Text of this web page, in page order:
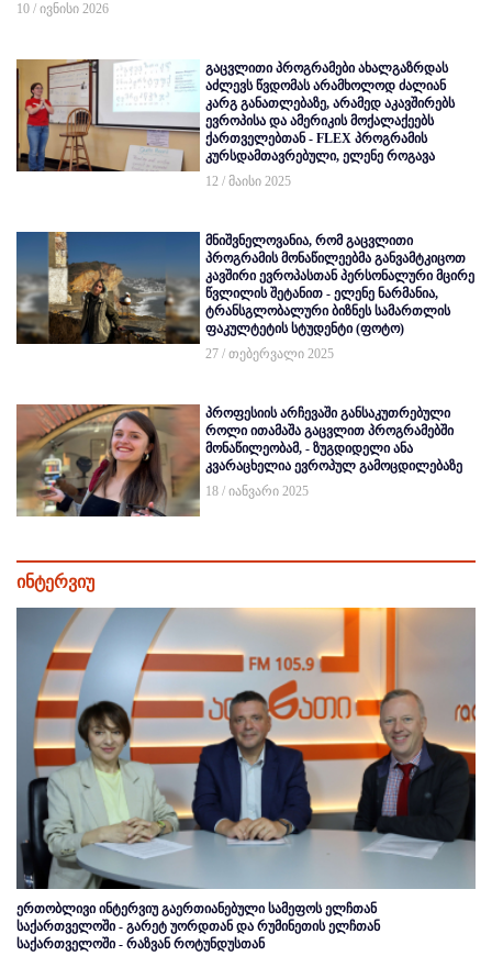
10 / ივნისი 2026
გაცვლითი პროგრამები ახალგაზრდას
აძლევს წვდომას არამხოლოდ ძალიან
კარგ განათლებაზე, არამედ აკავშირებს
ევროპისა და ამერიკის მოქალაქეებს
ქართველებთან - FLEX პროგრამის
კურსდამთავრებული, ელენე როგავა
12 / მაისი 2025
მნიშვნელოვანია, რომ გაცვლითი
პროგრამის მონაწილეებმა განვამტკიცოთ
კავშირი ევროპასთან პერსონალური მცირე
წვლილის შეტანით - ელენე ნარმანია,
ტრანსგლობალური ბიზნეს სამართლის
ფაკულტეტის სტუდენტი (ფოტო)
27 / თებერვალი 2025
პროფესიის არჩევაში განსაკუთრებული
როლი ითამაშა გაცვლით პროგრამებში
მონაწილეობამ, - ზუგდიდელი ანა
კვარაცხელია ევროპულ გამოცდილებაზე
18 / იანვარი 2025
ინტერვიუ
ერთობლივი ინტერვიუ გაერთიანებული სამეფოს ელჩთან
საქართველოში - გარეტ უორდთან და რუმინეთის ელჩთან
საქართველოში - რაზვან როტუნდუსთან